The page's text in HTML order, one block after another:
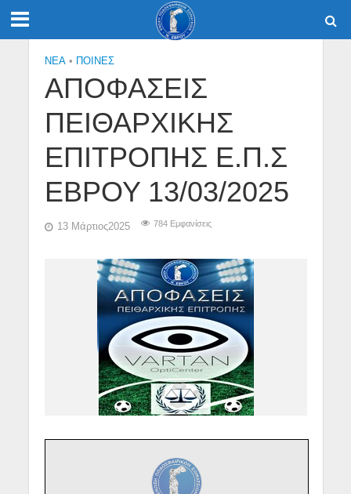
NEA • ΠΟΙΝΕΣ
ΑΠΟΦΑΣΕΙΣ
ΠΕΙΘΑΡΧΙΚΗΣ
ΕΠΙΤΡΟΠΗΣ Ε.Π.Σ
ΕΒΡΟΥ 13/03/2025
13 Μάρτιος2025 784 Εμφανίσεις